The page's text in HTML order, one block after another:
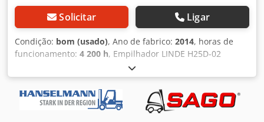
Solicitar Ligar
Condição: bom (usado), Ano de fabrico: 2014, horas de
funcionamento: 4 200 h, Empilhador LINDE H25D-02
duplo300 FREELIFT/SIDESHIFT 2014, 4200 horas, DIESEL
Chsdpfx Aszqu D Nsblsa Vídeo pode ser enviado via
WhatsApp. Estoque contínuo, veja o site. Preços são EXW
Nuland. A Van de Wert Trading B.V. possui um estoque
variável de máquinas, caminhões, reboques e acessórios.